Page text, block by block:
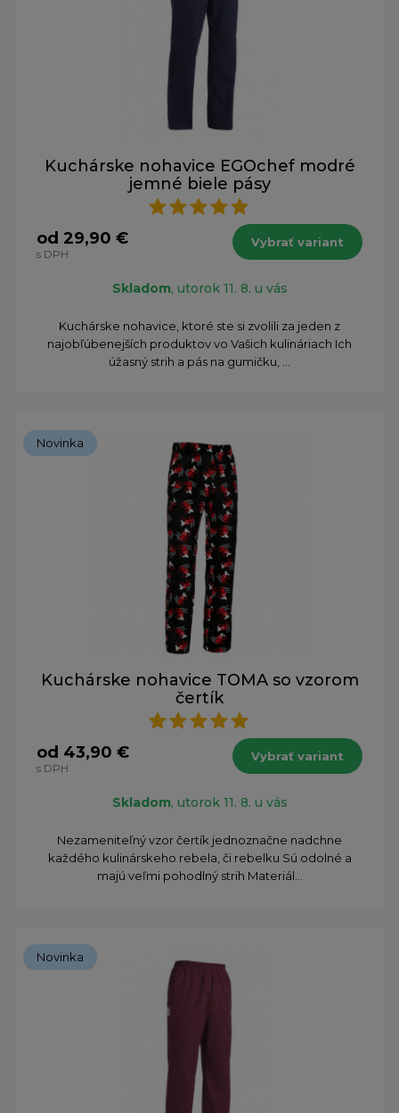
Kuchárske nohavice EGOchef modré
jemné biele pásy
od 29,90 €
s DPH
Vybrať variant
Skladom, utorok 11. 8. u vás
Kuchárske nohavice, ktoré ste si zvolili za jeden z
najobľúbenejších produktov vo Vašich kulináriach Ich
úžasný strih a pás na gumičku, ...
Novinka
Kuchárske nohavice TOMA so vzorom
čertík
od 43,90 €
s DPH
Vybrať variant
Skladom, utorok 11. 8. u vás
​Nezameniteľný vzor čertík jednoznačne nadchne
každého kulinárskeho rebela, či rebelku Sú odolné a
majú veľmi pohodlný strih Materiál...
Novinka